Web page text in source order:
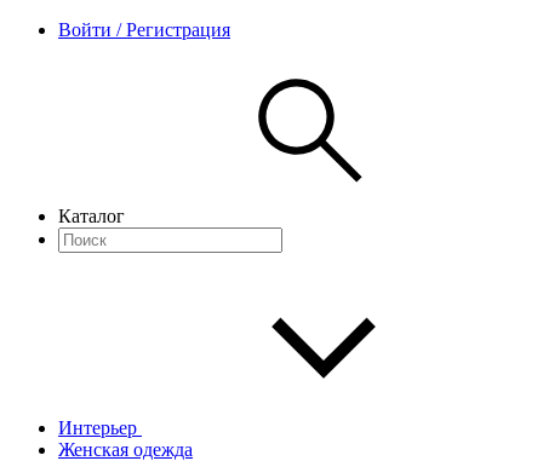
Войти / Регистрация
Каталог
Интерьер
Женская одежда